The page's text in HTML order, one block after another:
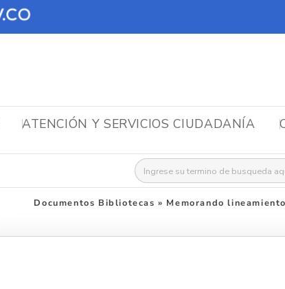
ATENCIÓN Y SERVICIOS CIUDADANÍA
Buscar:
Documentos Bibliotecas » ​Memorando